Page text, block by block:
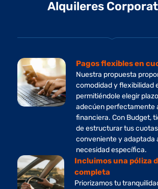
Alquileres
Pagos flexibles en
Nuestra propuesta
comodidad y flexibilidad
permitiéndole elegir
adecúen perfectamente
financiera. Con Budget,
de estructurar tus
conveniente y adaptada
necesidad específica.
Incluimos una póliza
completa
Priorizamos tu